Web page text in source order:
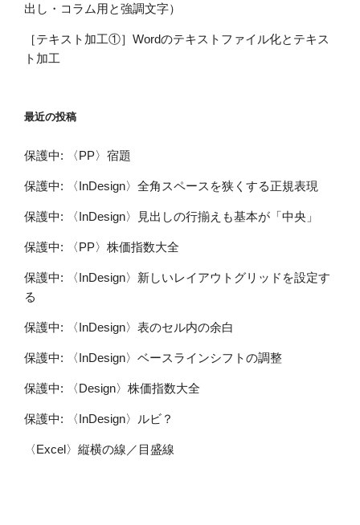
出し・コラム用と強調文字）
［テキスト加工①］Wordのテキストファイル化とテキス
ト加工
最近の投稿
保護中: 〈PP〉宿題
保護中: 〈InDesign〉全角スペースを狭くする正規表現
保護中: 〈InDesign〉見出しの行揃えも基本が「中央」
保護中: 〈PP〉株価指数大全
保護中: 〈InDesign〉新しいレイアウトグリッドを設定す
る
保護中: 〈InDesign〉表のセル内の余白
保護中: 〈InDesign〉ベースラインシフトの調整
保護中: 〈Design〉株価指数大全
保護中: 〈InDesign〉ルビ？
〈Excel〉縦横の線／目盛線